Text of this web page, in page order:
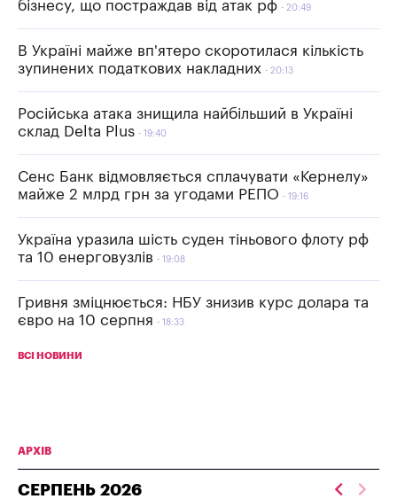
бізнесу, що постраждав від атак рф 20:49
В Україні майже вп'ятеро скоротилася кількість
зупинених податкових накладних
20:13
Російська атака знищила найбільший в Україні
склад Delta Plus
19:40
Сенс Банк відмовляється сплачувати «Кернелу»
майже 2 млрд грн за угодами РЕПО
19:16
Україна уразила шість суден тіньового флоту рф
та 10 енерговузлів
19:08
Гривня зміцнюється: НБУ знизив курс долара та
євро на 10 серпня
18:33
ВСІ НОВИНИ
АРХІВ
СЕРПЕНЬ 2026